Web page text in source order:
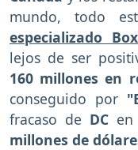
mundo,
todo
especializado
lejos de ser
160 millones en
conseguido por
fracaso de DC
millones de